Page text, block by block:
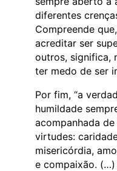
diferentes
Compreende
acreditar ser
outros, significa,
ter medo de ser
Por fim, “a
humildade
acompanhada
virtudes:
misericórdia,
e compaixão. (…)